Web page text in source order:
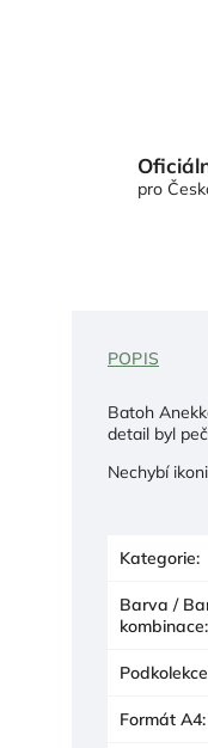
pro
POPIS
Batoh
detail byl
Nechybí
Kategorie:
Barva /
kombinace:
Podkolekce
Formát A4: